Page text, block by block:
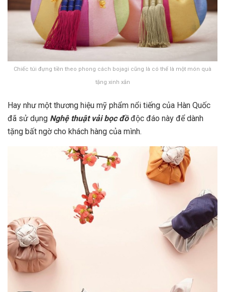
Chiếc túi đựng tiền theo phong cách bojagi cũng là có thể là một món quà
tặng xinh xắn
Hay như một thương hiệu mỹ phẩm nổi tiếng của Hàn Quốc
đã sử dụng Nghệ thuật vải bọc đồđộc đáo này để dành
tặng bất ngờ cho khách hàng của mình.